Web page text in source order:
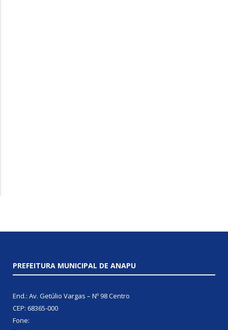
PREFEITURA MUNICIPAL DE ANAPU
End.: Av. Getúlio Vargas – Nº 98 Centro
CEP: 68365-000
Fone: